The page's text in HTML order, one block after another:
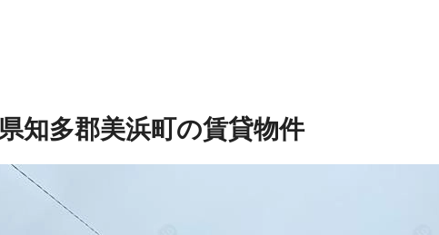
知多郡美浜町の賃貸物件